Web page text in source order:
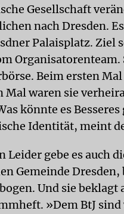
Gesellschaft
nach Dresden.
Palaisplatz. Ziel
Organisatorenteam.
Beim ersten
Mal waren sie
könnte es
Identität, meint
Leider gebe es auch
Gemeinde
Und sie
»Dem BtJ